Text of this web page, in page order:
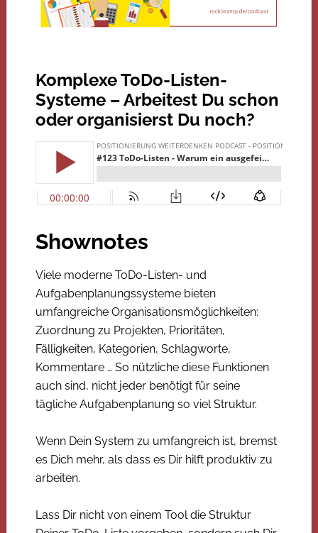
Komplexe ToDo-Listen-
Systeme – Arbeitest Du schon
oder organisierst Du noch?
Shownotes
Viele moderne ToDo-Listen- und
Aufgabenplanungssysteme bieten
umfangreiche Organisationsmöglichkeiten:
Zuordnung zu Projekten, Prioritäten,
Fälligkeiten, Kategorien, Schlagworte,
Kommentare … So nützliche diese Funktionen
auch sind, nicht jeder benötigt für seine
tägliche Aufgabenplanung so viel Struktur.
Wenn Dein System zu umfangreich ist, bremst
es Dich mehr, als dass es Dir hilft produktiv zu
arbeiten.
Lass Dir nicht von einem Tool die Struktur